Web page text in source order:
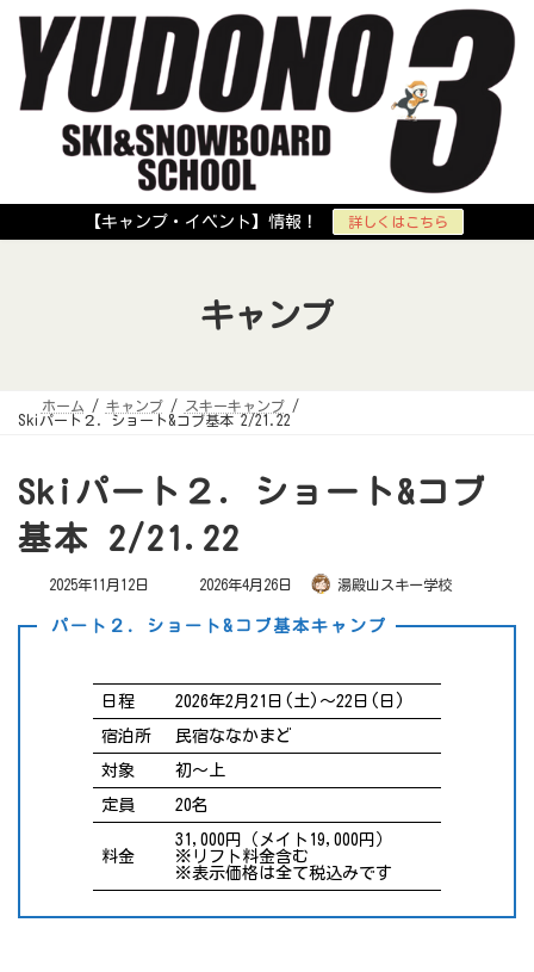
【キャンプ・イベント】情報！ 詳しくはこちら
キャンプ
ホーム キャンプ
スキーキャンプ
Skiパート２．ショート&コブ基本 2/21.22
Skiパート２．ショート&コブ
基本 2/21.22
2025年11月12日
最
終
新
日
2026年4月26日 湯殿山スキー学校
パート２．ショート&コブ基本キャンプ
日程 2026年2月21日(土)～22日(日)
宿泊所 民宿ななかまど
対象 初～上
定員 20名
料金
31,000円（メイト19,000円）
※リフト料金含む
※表示価格は全て税込みです